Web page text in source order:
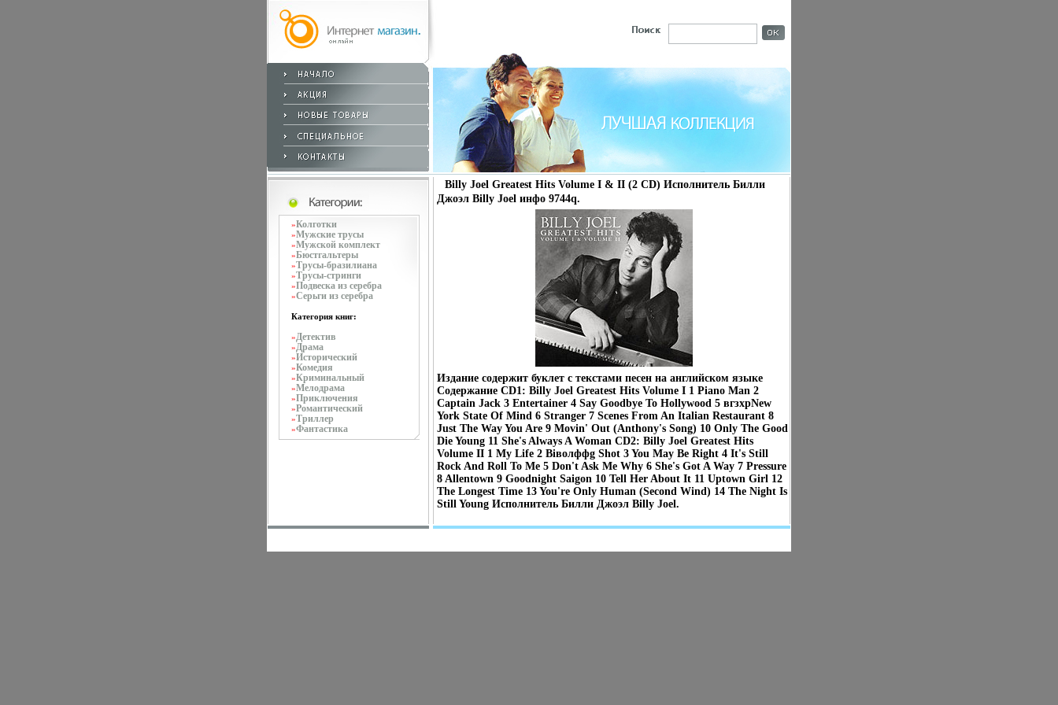
»Колготки
»Мужские трусы
»Мужской комплект
»Бюстгальтеры
»Трусы-бразилиана
»Трусы-стринги
»Подвеска из серебра
»Серьги из серебра
Категория книг:
»Детектив
»Драма
»Исторический
»Комедия
»Криминальный
»Мелодрама
»Приключения
»Романтический
»Триллер
»Фантастика
Billy Joel Greatest Hits Volume I & II (2 CD) Исполнитель Билли
Джоэл Billy Joel инфо 9744q.
Издание содержит буклет с текстами песен на английском языке
Содержание CD1: Billy Joel Greatest Hits Volume I 1 Piano Man 2
Captain Jack 3 Entertainer 4 Say Goodbye To Hollywood 5 вгзхрNew
York State Of Mind 6 Stranger 7 Scenes From An Italian Restaurant 8
Just The Way You Are 9 Movin' Out (Anthony's Song) 10 Only The Good
Die Young 11 She's Always A Woman CD2: Billy Joel Greatest Hits
Volume II 1 My Life 2 Biволффg Shot 3 You May Be Right 4 It's Still
Rock And Roll To Me 5 Don't Ask Me Why 6 She's Got A Way 7 Pressure
8 Allentown 9 Goodnight Saigon 10 Tell Her About It 11 Uptown Girl 12
The Longest Time 13 You're Only Human (Second Wind) 14 The Night Is
Still Young Исполнитель Билли Джоэл Billy Joel.